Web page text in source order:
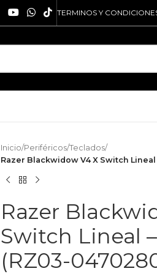
TERMINOS Y
Inicio/Periféricos/Teclados/
Razer Blackwidow V4 X Switch Lineal
Razer
Switch Lineal
(RZ03-